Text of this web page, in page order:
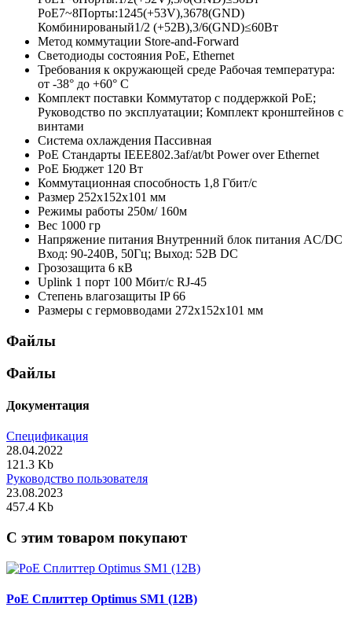
PoE7~8Порты:1245(+53V),3678(GND)
Комбинированый1/2 (+52В),3/6(GND)≤60Вт
Метод коммутации Store-and-Forward
Светодиоды состояния PoE, Ethernet
Требования к окружающей среде Рабочая температура:
от -38° до +60° C
Комплект поставки Коммутатор с поддержкой PoE;
Руководство по эксплуатации; Комплект кронштейнов с
винтами
Система охлаждения Пассивная
PoE Стандарты IEEE802.3af/at/bt Power over Ethernet
PoE Бюджет 120 Вт
Коммутационная способность 1,8 Гбит/с
Размер 252х152х101 мм
Режимы работы 250м/ 160м
Вес 1000 гр
Напряжение питания Внутренний блок питания AC/DC
Вход: 90-240В, 50Гц; Выход: 52В DC
Грозозащита 6 кВ
Uplink 1 порт 100 Мбит/с RJ-45
Степень влагозащиты IP 66
Размеры с гермовводами 272х152х101 мм
Файлы
Файлы
Документация
Спецификация
28.04.2022
121.3 Kb
Руководство пользователя
23.08.2023
457.4 Kb
C этим товаром покупают
PoE Сплиттер Optimus SM1 (12B)